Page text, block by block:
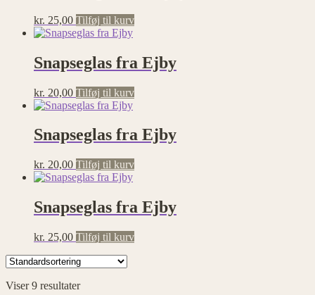
kr. 25,00 Tilføj til kurv
Snapseglas fra Ejby
kr. 20,00 Tilføj til kurv
Snapseglas fra Ejby
kr. 20,00 Tilføj til kurv
Snapseglas fra Ejby
kr. 25,00 Tilføj til kurv
Viser 9 resultater